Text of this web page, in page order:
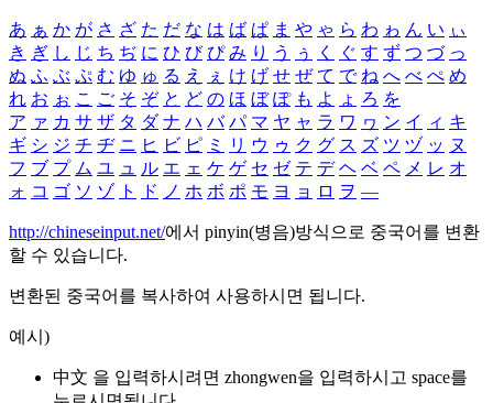
あ ぁ か が さ ざ た だ な は ば ぱ ま や ゃ ら わ ゎ ん い ぃ
き ぎ し じ ち ぢ に ひ び ぴ み り う ぅ く ぐ す ず つ づ っ
ぬ ふ ぶ ぷ む ゆ ゅ る え ぇ け げ せ ぜ て で ね へ べ ぺ め
れ お ぉ こ ご そ ぞ と ど の ほ ぼ ぽ も よ ょ ろ を
ア ァ カ サ ザ タ ダ ナ ハ バ パ マ ヤ ャ ラ ワ ヮ ン イ ィ キ
ギ シ ジ チ ヂ ニ ヒ ビ ピ ミ リ ウ ゥ ク グ ス ズ ツ ヅ ッ ヌ
フ ブ プ ム ユ ュ ル エ ェ ケ ゲ セ ゼ テ デ ヘ ベ ペ メ レ オ
ォ コ ゴ ソ ゾ ト ド ノ ホ ボ ポ モ ヨ ョ ロ ヲ ―
http://chineseinput.net/에서 pinyin(병음)방식으로 중국어를 변환
할 수 있습니다.
변환된 중국어를 복사하여 사용하시면 됩니다.
예시)
中文 을 입력하시려면 zhongwen을 입력하시고 space를